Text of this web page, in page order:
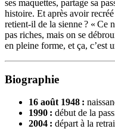
ses maquettes, partage sa
histoire. Et après avoir
retient-il de la sienne ? « Ce
pas riches, mais on se
en pleine forme, et ça, c’est
Biographie
16 août 1948 :
1990 : début de la
2004 : départ à la